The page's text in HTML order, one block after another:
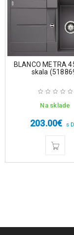
BLANCO METRA
skala
Na sklade
203.00€ s